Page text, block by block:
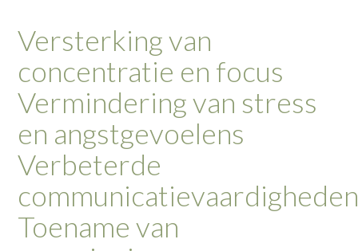
Versterking van
concentratie en focus
Vermindering van stress
en angstgevoelens
Verbeterde
communicatievaardigheden
Toename van